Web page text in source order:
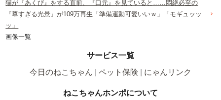
猫が『あくび』をする直前、『口元』を見ていると……悶絶必至の
『尊すぎる光景』が109万再生「準備運動可愛いいｗ」「モギュッッ
ッ」
画像一覧
サービス一覧
今日のねこちゃん
ペット保険 にゃんリンク
ねこちゃんホンポについて